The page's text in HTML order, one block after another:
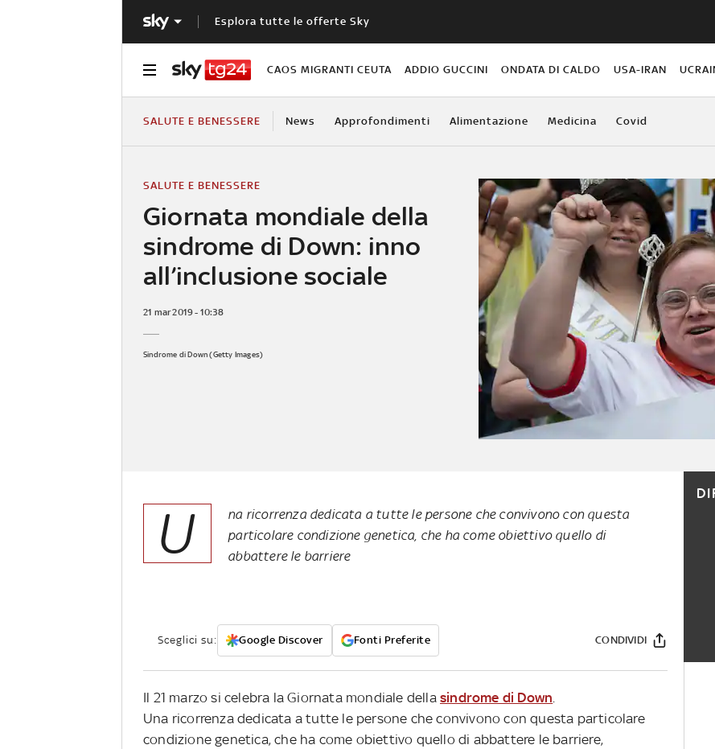
Esplora tutte le offerte Sky
CAOS MIGRANTI CEUTA ADDIO GUCCINI ONDATA DI CALDO USA-IRAN
SALUTE E BENESSERE News Approfondimenti Alimentazione Medicina Covid
Giornata mondiale della
sindrome di Down: inno
all’inclusione sociale
SALUTE E BENESSERE
21 mar 2019 - 10:38
Sindrome di Down (Getty Images)
U
na ricorrenza dedicata a tutte le persone che convivono con questa
particolare condizione genetica, che ha come obiettivo quello di
abbattere le barriere
Sceglici su: Google Discover Fonti Preferite CONDIVIDI
Il 21 marzo si celebra la Giornata mondiale della sindrome di Down.
Una ricorrenza dedicata a tutte le persone che convivono con questa particolare
condizione genetica, che ha come obiettivo quello di abbattere le barriere,